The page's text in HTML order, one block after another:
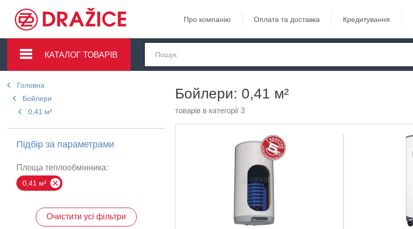
Про компанію Оплата та доставка Кредитування
КАТАЛОГ ТОВАРІВ
Головна
Бойлери
0,41 м²
Підбір за параметрами
Площа теплообмінника:
0,41 м²
Очистити усі фільтри
Бойлери: 0,41 м²
товарів в категорії 3